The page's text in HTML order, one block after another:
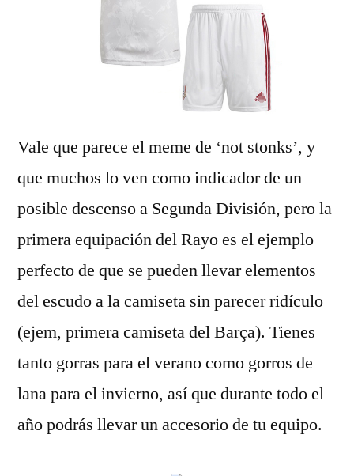
Vale que parece el meme de ‘not stonks’, y
que muchos lo ven como indicador de un
posible descenso a Segunda División, pero la
primera equipación del Rayo es el ejemplo
perfecto de que se pueden llevar elementos
del escudo a la camiseta sin parecer ridículo
(ejem, primera camiseta del Barça). Tienes
tanto gorras para el verano como gorros de
lana para el invierno, así que durante todo el
año podrás llevar un accesorio de tu equipo.